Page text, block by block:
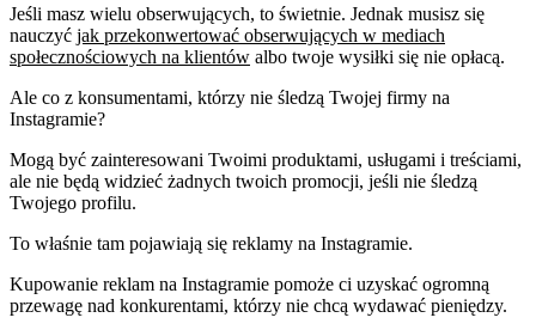
Jeśli masz wielu obserwujących, to świetnie. Jednak musisz się
nauczyć jak przekonwertować obserwujących w mediach
społecznościowych na klientów albo twoje wysiłki się nie opłacą.
Ale co z konsumentami, którzy nie śledzą Twojej firmy na
Instagramie?
Mogą być zainteresowani Twoimi produktami, usługami i treściami,
ale nie będą widzieć żadnych twoich promocji, jeśli nie śledzą
Twojego profilu.
To właśnie tam pojawiają się reklamy na Instagramie.
Kupowanie reklam na Instagramie pomoże ci uzyskać ogromną
przewagę nad konkurentami, którzy nie chcą wydawać pieniędzy.